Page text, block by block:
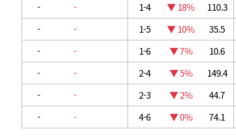
-
- 1-4 ▼ 18% 110.3
-
- 1-5 ▼ 10% 35.5
-
- 1-6 ▼ 7% 10.6
-
- 2-4 ▼ 5% 149.4
-
- 2-3 ▼ 2% 44.7
-
- 4-6 ▼ 0% 74.1